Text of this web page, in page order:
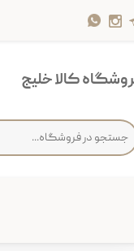
تغییر گذر واژه
خروج از حساب کاربری
کالا خلیج